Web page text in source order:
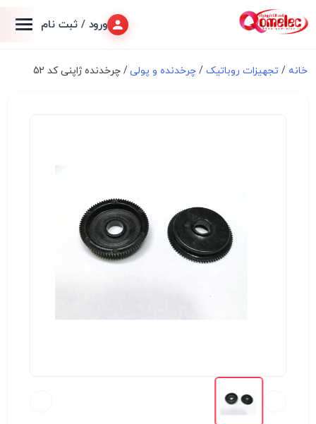
ورود / ثبت نام
خانه /تجهیزات روباتیک /چرخدنده و پولی/ چرخدنده ژاپنی کد 52